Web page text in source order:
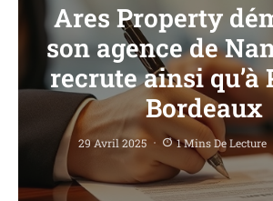
Ares Property
son agence de
recrute ainsi qu’à
Bordeaux
29 Avril 2025 1 Mins De Lecture